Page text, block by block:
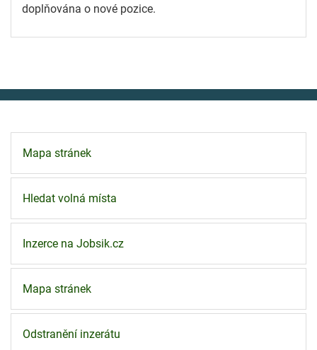
doplňována o nové pozice.
Mapa stránek
Hledat volná místa
Inzerce na Jobsik.cz
Mapa stránek
Odstranění inzerátu